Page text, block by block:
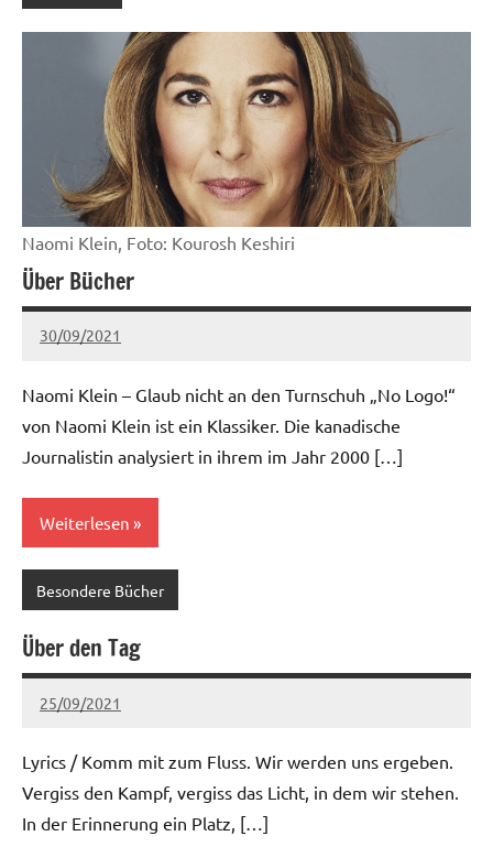
Naomi Klein, Foto: Kourosh Keshiri
Über Bücher
30/09/2021
Ria
Keine
Naomi Klein – Glaub nicht an den Turnschuh „No Logo!“
von Naomi Klein ist ein Klassiker. Die kanadische
Journalistin analysiert in ihrem im Jahr 2000 […]
Weiterlesen
Besondere Bücher
Über den Tag
25/09/2021
Ria
Keine
Lyrics / Komm mit zum Fluss. Wir werden uns ergeben.
Vergiss den Kampf, vergiss das Licht, in dem wir stehen.
In der Erinnerung ein Platz, […]